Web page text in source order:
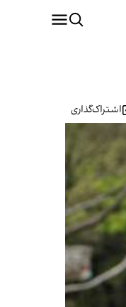
اشتراک‌گذاری